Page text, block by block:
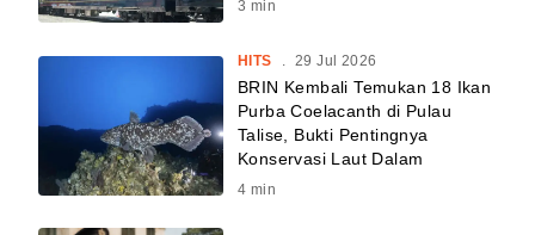
3 min
HITS . 29 Jul 2026
BRIN Kembali Temukan 18 Ikan
Purba Coelacanth di Pulau
Talise, Bukti Pentingnya
Konservasi Laut Dalam
4 min